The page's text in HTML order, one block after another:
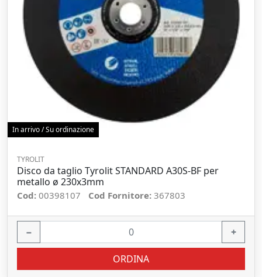
In arrivo / Su ordinazione
TYROLIT
Disco da taglio Tyrolit STANDARD A30S-BF per
metallo ø 230x3mm
Cod: 00398107 Cod Fornitore: 367803
− +
ORDINA